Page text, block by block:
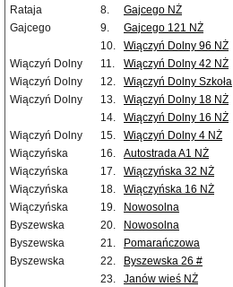
Rataja
8. Gajcego NŻ
Gajcego
9. Gajcego 121 NŻ
10.
Wiączyń Dolny 96 NŻ
Wiączyń Dolny
11. Wiączyń Dolny 42 NŻ
Wiączyń Dolny
12. Wiączyń Dolny Szkoła
Wiączyń Dolny
13. Wiączyń Dolny 18 NŻ
14.
Wiączyń Dolny 16 NŻ
Wiączyń Dolny
15. Wiączyń Dolny 4 NŻ
Wiączyńska
16. Autostrada A1 NŻ
Wiączyńska
17. Wiączyńska 32 NŻ
Wiączyńska
18. Wiączyńska 16 NŻ
Wiączyńska
19. Nowosolna
Byszewska
20. Nowosolna
Byszewska
21.
Pomarańczowa
Byszewska
22.
Byszewska 26 #
23.
Janów wieś NŻ